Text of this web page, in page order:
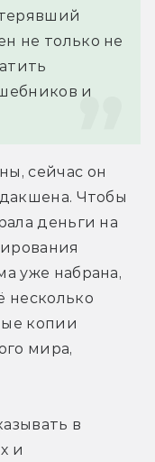
не только не
и
сейчас он
Чтобы
деньги на
уже набрана,
несколько
копии
мира,
в
и